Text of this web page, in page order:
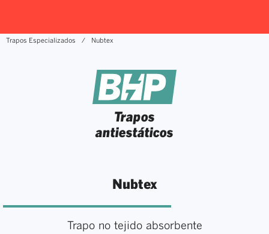
Trapos Especializados Nubtex
Trapos
antiestáticos
Nubtex
Trapo no tejido absorbente